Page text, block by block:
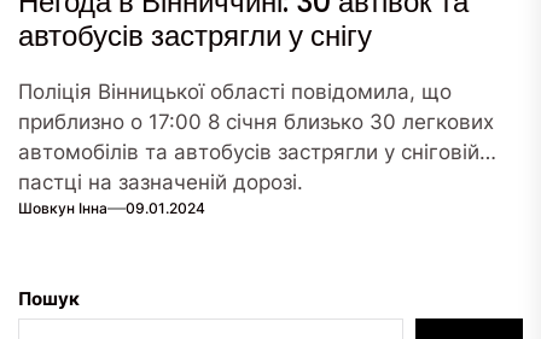
автобусів застрягли у снігу
Поліція Вінницької області повідомила, що
приблизно о 17:00 8 січня близько 30 легкових
автомобілів та автобусів застрягли у сніговій
пастці на зазначеній дорозі.
Шовкун Інна 09.01.2024
Пошук